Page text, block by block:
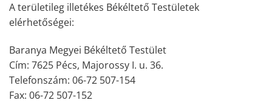
A területileg illetékes Békéltető Testületek
elérhetőségei:
Baranya Megyei Békéltető Testület
Cím: 7625 Pécs, Majorossy I. u. 36.
Telefonszám: 06-72 507-154
Fax: 06-72 507-152